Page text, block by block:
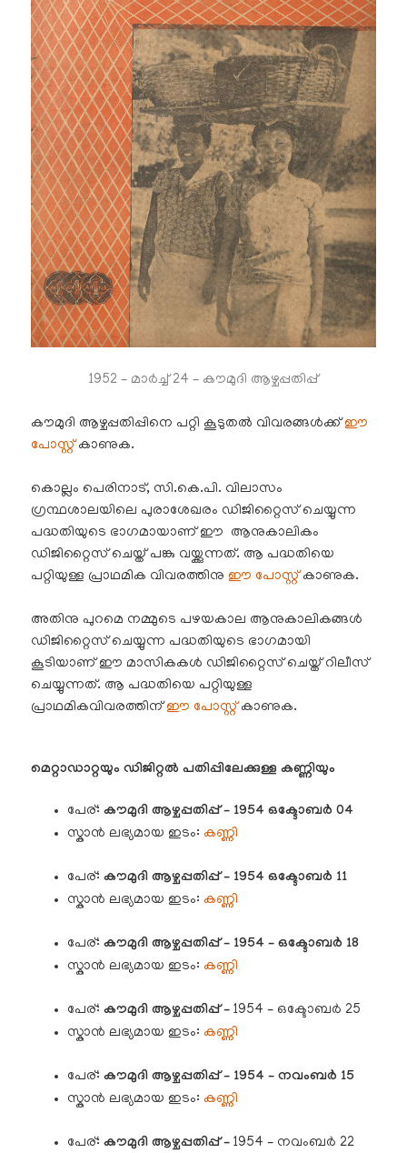
1952 – മാർച്ച് 24 – കൗമുദി ആഴ്ചപ്പതിപ്പ്
കൗമുദി ആഴ്ചപ്പതിപ്പിനെ പറ്റി കൂടുതൽ വിവരങ്ങൾക്ക്ഈ
പോസ്റ്റ്കാണുക.
കൊല്ലം പെരിനാട്, സി.കെ.പി. വിലാസം
ഗ്രന്ഥശാലയിലെ പുരാശേഖരം ഡിജിറ്റൈസ് ചെയ്യുന്ന
പദ്ധതിയുടെ ഭാഗമായാണ് ഈ ആനുകാലികം
ഡിജിറ്റൈസ് ചെയ്ത് പങ്കു വയ്ക്കുന്നത്. ആ പദ്ധതിയെ
പറ്റിയുള്ള പ്രാഥമിക വിവരത്തിനു ഈ പോസ്റ്റ്കാണുക.
അതിനു പുറമെ നമ്മുടെ പഴയകാല ആനുകാലികങ്ങൾ
ഡിജിറ്റൈസ് ചെയ്യുന്ന പദ്ധതിയുടെ ഭാഗമായി
കൂടിയാണ് ഈ മാസികകൾ ഡിജിറ്റൈസ് ചെയ്ത് റിലീസ്
ചെയ്യുന്നത്. ആ പദ്ധതിയെ പറ്റിയുള്ള
പ്രാഥമികവിവരത്തിന്ഈ പോസ്റ്റ്കാണുക.
മെറ്റാഡാറ്റയും ഡിജിറ്റൽ പതിപ്പിലേക്കുള്ള കണ്ണിയും
പേര്:കൗമുദി ആഴ്ചപ്പതിപ്പ് – 1954 ഒക്ടോബർ 04
സ്കാൻ ലഭ്യമായ ഇടം: കണ്ണി
പേര്:കൗമുദി ആഴ്ചപ്പതിപ്പ് – 1954 ഒക്ടോബർ 11
സ്കാൻ ലഭ്യമായ ഇടം: കണ്ണി
പേര്:കൗമുദി ആഴ്ചപ്പതിപ്പ് – 1954 – ഒക്ടോബർ 18
സ്കാൻ ലഭ്യമായ ഇടം: കണ്ണി
പേര്:കൗമുദി ആഴ്ചപ്പതിപ്പ് – 1954 – ഒക്ടോബർ 25
സ്കാൻ ലഭ്യമായ ഇടം: കണ്ണി
പേര്:കൗമുദി ആഴ്ചപ്പതിപ്പ് – 1954 – നവംബർ 15
സ്കാൻ ലഭ്യമായ ഇടം: കണ്ണി
പേര്:കൗമുദി ആഴ്ചപ്പതിപ്പ് – 1954 – നവംബർ 22